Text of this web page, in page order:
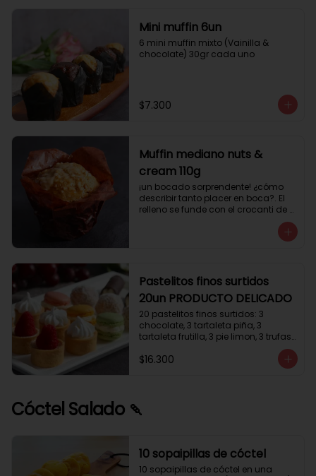
Mini muffin 6un
6 mini muffin mixto (Vainilla &
chocolate) 30gr cada uno
$7.300
Muffin mediano nuts &
cream 110g
¡un bocado sorprendente! ¿cómo
describir tanto placer en boca?. El
relleno se funde con el crocanti de
avellanas que potencia su masa
exquisita. Esponjosa masa de color
tostado y sabor vainilla que incluye
Relleno de crema de leche con
avellanas (15%) y decorado con
crocanti de avellanas.
Pastelitos finos surtidos
20un PRODUCTO DELICADO
20 pastelitos finos surtidos: 3
chocolate, 3 tartaleta piña, 3
tartaleta frutilla, 3 pie limon, 3 trufas
crema, 2 macarrones
$16.300
Cóctel Salado 🍡
10 sopaipillas de cóctel
10 sopaipillas de cóctel en una